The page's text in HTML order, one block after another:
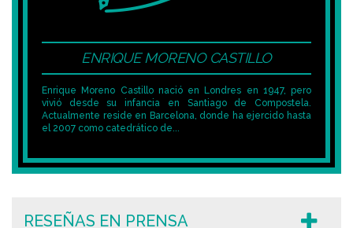
ENRIQUE MORENO CASTILLO
Enrique Moreno Castillo nació en Londres en 1947, pero
vivió desde su infancia en Santiago de Compostela.
Actualmente reside en Barcelona, donde ha ejercido hasta
el 2007 como catedrático de...
RESEÑAS EN PRENSA